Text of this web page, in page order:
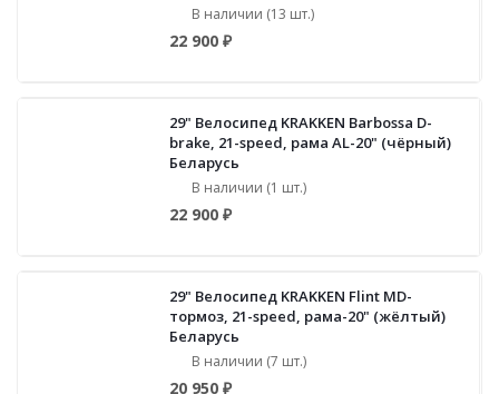
В наличии (13 шт.)
22 900 ₽
29" Велосипед KRAKKEN Barbossa D-
brake, 21-speed, рама AL-20" (чёрный)
Беларусь
В наличии (1 шт.)
22 900 ₽
29" Велосипед KRAKKEN Flint MD-
тормоз, 21-speed, рама-20" (жёлтый)
Беларусь
В наличии (7 шт.)
20 950 ₽